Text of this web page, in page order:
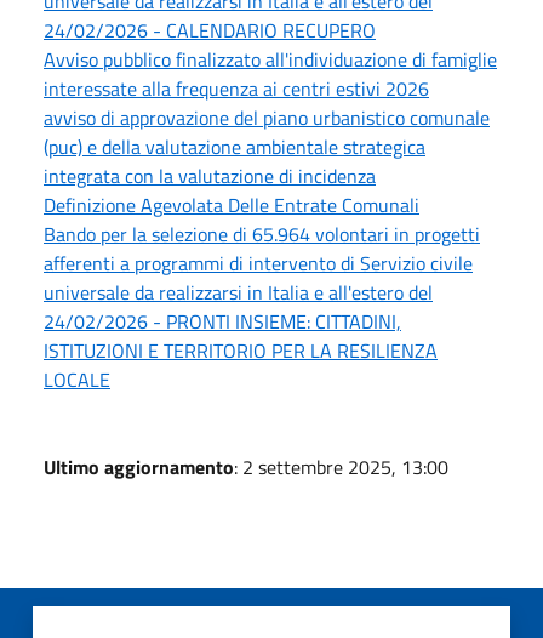
24/02/2026 - CALENDARIO RECUPERO
Avviso pubblico finalizzato all'individuazione di famiglie
interessate alla frequenza ai centri estivi 2026
avviso di approvazione del piano urbanistico comunale
(puc) e della valutazione ambientale strategica
integrata con la valutazione di incidenza
Definizione Agevolata Delle Entrate Comunali
Bando per la selezione di 65.964 volontari in progetti
afferenti a programmi di intervento di Servizio civile
universale da realizzarsi in Italia e all'estero del
24/02/2026 - PRONTI INSIEME: CITTADINI,
ISTITUZIONI E TERRITORIO PER LA RESILIENZA
LOCALE
Ultimo aggiornamento: 2 settembre 2025, 13:00